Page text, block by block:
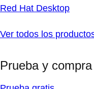
Red Hat Desktop
Ver todos los
Prueba y compra